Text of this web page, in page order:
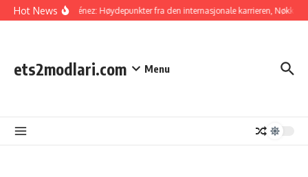
Skip to content
Hot NewsRaúl Jiménez: Høydepunkter fra den internasjonale karrieren,
ets2modlari.com Menu